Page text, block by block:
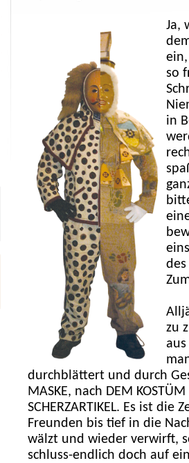
Ja,
so
in
zu
durchblättert und durch
MASKE, nach DEM
SCHERZARTIKEL. Es ist
Freunden bis tief in die
wälzt und wieder verwirft,
schluss-endlich doch auf